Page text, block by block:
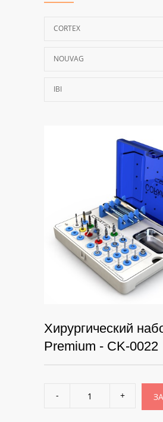
CORTEX
NOUVAG
IBI
Хирургический
Premium - CK-0022